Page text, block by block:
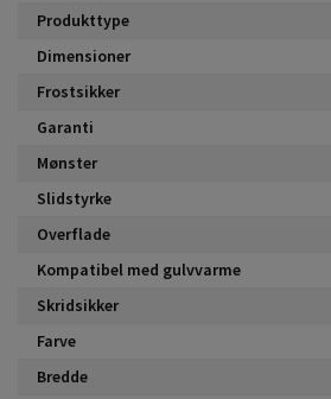
Produkttype
Dimensioner
Frostsikker
Garanti
Mønster
Slidstyrke
Overflade
Kompatibel med gulvvarme
Skridsikker
Farve
Bredde